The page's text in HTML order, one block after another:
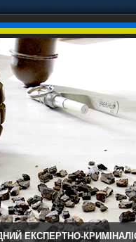
ЕКСПЕРТНО-